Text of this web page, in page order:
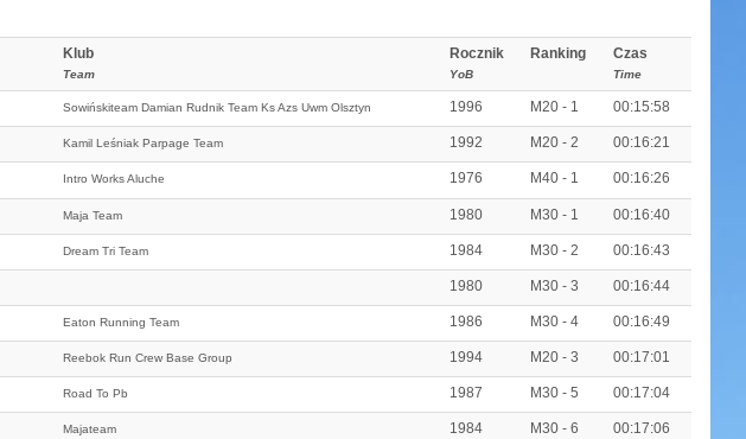
Klub
Team
Rocznik
YoB
Ranking Czas
Time
Sowińskiteam Damian Rudnik Team Ks Azs Uwm Olsztyn 1996 M20 - 1 00:15:58
Kamil Leśniak Parpage Team 1992 M20 - 2 00:16:21
Intro Works Aluche 1976 M40 - 1 00:16:26
Maja Team 1980 M30 - 1 00:16:40
Dream Tri Team 1984 M30 - 2 00:16:43
1980 M30 - 3 00:16:44
Eaton Running Team 1986 M30 - 4 00:16:49
Reebok Run Crew Base Group 1994 M20 - 3 00:17:01
Road To Pb 1987 M30 - 5 00:17:04
Majateam 1984 M30 - 6 00:17:06